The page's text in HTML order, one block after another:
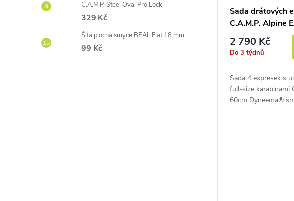
C.A.M.P. Steel Oval Pro Lock
329 Kč
Šitá plochá smyce BEAL Flat 18 mm
99 Kč
Sada drátových
C.A.M.P. Alpine
Dyneema 4 Pack
2 790 Kč
Do 3 týdnů
Sada 4 expresek s
full-size karabinami
60cm Dyneema®